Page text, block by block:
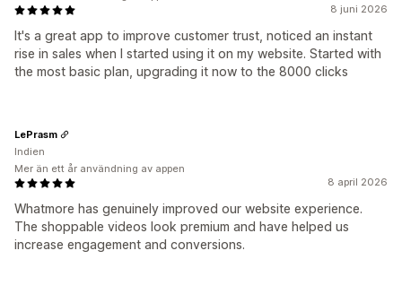
8 juni 2026
It's a great app to improve customer trust, noticed an instant
rise in sales when I started using it on my website. Started with
the most basic plan, upgrading it now to the 8000 clicks
8 april 2026
Whatmore has genuinely improved our website experience.
The shoppable videos look premium and have helped us
increase engagement and conversions.
LePrasm
Indien
Mer än ett år användning av appen